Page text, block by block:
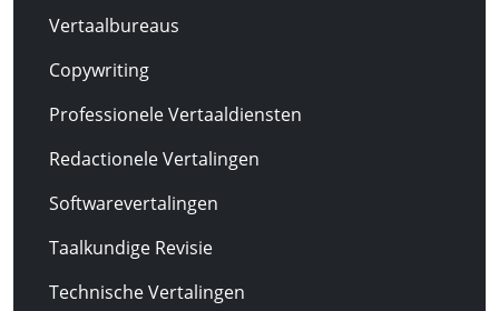
Vertaalbureaus
Copywriting
Professionele Vertaaldiensten
Redactionele Vertalingen
Softwarevertalingen
Taalkundige Revisie
Technische Vertalingen